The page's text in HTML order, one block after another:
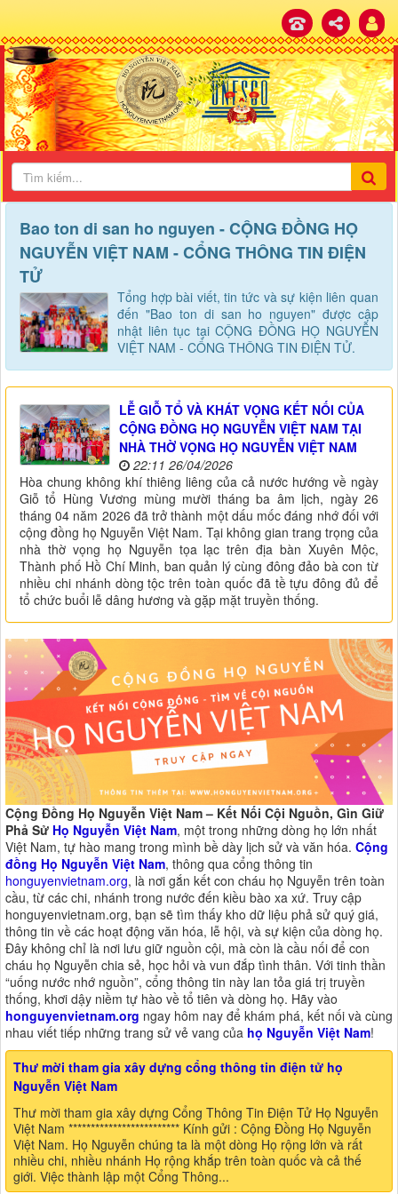
Bao ton di san ho nguyen - CỘNG ĐỒNG HỌ
NGUYỄN VIỆT NAM - CỔNG THÔNG TIN ĐIỆN
TỬ
Tổng hợp bài viết, tin tức và sự kiện liên quan
đến "Bao ton di san ho nguyen" được cập
nhật liên tục tại CỘNG ĐỒNG HỌ NGUYỄN
VIỆT NAM - CỔNG THÔNG TIN ĐIỆN TỬ.
LỄ GIỖ TỔ VÀ KHÁT VỌNG KẾT NỐI CỦA
CỘNG ĐỒNG HỌ NGUYỄN VIỆT NAM TẠI
NHÀ THỜ VỌNG HỌ NGUYỄN VIỆT NAM
22:11 26/04/2026
Hòa chung không khí thiêng liêng của cả nước hướng về ngày
Giỗ tổ Hùng Vương mùng mười tháng ba âm lịch, ngày 26
tháng 04 năm 2026 đã trở thành một dấu mốc đáng nhớ đối với
cộng đồng họ Nguyễn Việt Nam. Tại không gian trang trọng của
nhà thờ vọng họ Nguyễn tọa lạc trên địa bàn Xuyên Mộc,
Thành phố Hồ Chí Minh, ban quản lý cùng đông đảo bà con từ
nhiều chi nhánh dòng tộc trên toàn quốc đã tề tựu đông đủ để
tổ chức buổi lễ dâng hương và gặp mặt truyền thống.
Cộng Đồng Họ Nguyễn Việt Nam – Kết Nối Cội Nguồn, Gìn Giữ
Phả Sử Họ Nguyễn Việt Nam, một trong những dòng họ lớn nhất
Việt Nam, tự hào mang trong mình bề dày lịch sử và văn hóa. Cộng
đồng Họ Nguyễn Việt Nam, thông qua cổng thông tin
honguyenvietnam.org, là nơi gắn kết con cháu họ Nguyễn trên toàn
cầu, từ các chi, nhánh trong nước đến kiều bào xa xứ. Truy cập
honguyenvietnam.org, bạn sẽ tìm thấy kho dữ liệu phả sử quý giá,
thông tin về các hoạt động văn hóa, lễ hội, và sự kiện của dòng họ.
Đây không chỉ là nơi lưu giữ nguồn cội, mà còn là cầu nối để con
cháu họ Nguyễn chia sẻ, học hỏi và vun đắp tình thân. Với tinh thần
“uống nước nhớ nguồn”, cổng thông tin này lan tỏa giá trị truyền
thống, khơi dậy niềm tự hào về tổ tiên và dòng họ. Hãy vào
honguyenvietnam.org ngay hôm nay để khám phá, kết nối và cùng
nhau viết tiếp những trang sử vẻ vang của họ Nguyễn Việt Nam!
Thư mời tham gia xây dựng cổng thông tin điện tử họ
Nguyễn Việt Nam
Thư mời tham gia xây dựng Cổng Thông Tin Điện Tử Họ Nguyễn
Việt Nam ************************* Kính gửi : Cộng Đồng Họ Nguyễn
Việt Nam. Họ Nguyễn chúng ta là một dòng Họ rộng lớn và rất
nhiều chi, nhiều nhánh Họ rộng khắp trên toàn quốc và cả thế
giới. Việc thành lập một Cổng Thông...